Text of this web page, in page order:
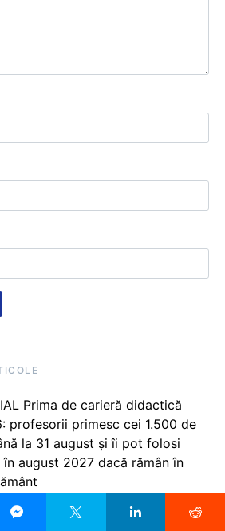
Prima de carieră didactică
profesorii primesc cei 1.500 de
la 31 august și îi pot folosi
în august 2027 dacă rămân în
Petruț Rizea: O profesoară a